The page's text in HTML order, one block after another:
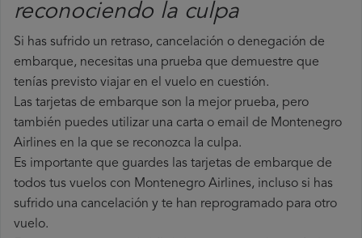
reconociendo la culpa
Si has sufrido un retraso, cancelación o denegación de
embarque, necesitas una prueba que demuestre que
tenías previsto viajar en el vuelo en cuestión.
Las tarjetas de embarque son la mejor prueba, pero
también puedes utilizar una carta o email de Montenegro
Airlines en la que se reconozca la culpa.
Es importante que guardes las tarjetas de embarque de
todos tus vuelos con Montenegro Airlines, incluso si has
sufrido una cancelación y te han reprogramado para otro
vuelo.